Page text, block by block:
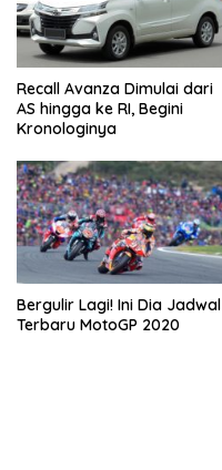
Recall Avanza Dimulai dari
AS hingga ke RI, Begini
Kronologinya
Bergulir Lagi! Ini Dia Jadwal
Terbaru MotoGP 2020